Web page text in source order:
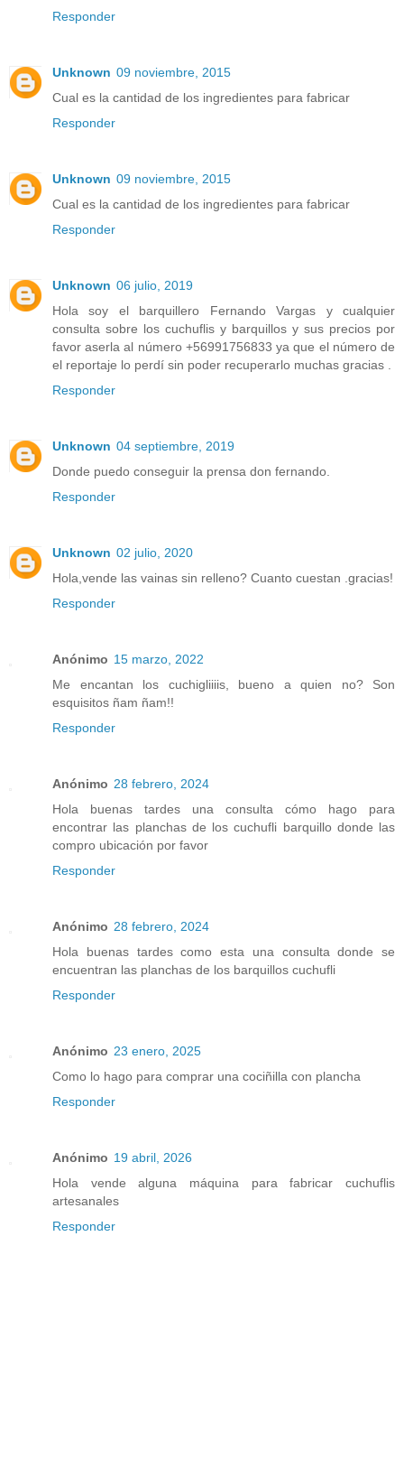
Responder
Unknown 09 noviembre, 2015
Cual es la cantidad de los ingredientes para fabricar
Responder
Unknown 09 noviembre, 2015
Cual es la cantidad de los ingredientes para fabricar
Responder
Unknown 06 julio, 2019
Hola soy el barquillero Fernando Vargas y cualquier
consulta sobre los cuchuflis y barquillos y sus precios por
favor aserla al número +56991756833 ya que el número de
el reportaje lo perdí sin poder recuperarlo muchas gracias .
Responder
Unknown 04 septiembre, 2019
Donde puedo conseguir la prensa don fernando.
Responder
Unknown 02 julio, 2020
Hola,vende las vainas sin relleno? Cuanto cuestan .gracias!
Responder
Anónimo 15 marzo, 2022
Me encantan los cuchigliiiis, bueno a quien no? Son
esquisitos ñam ñam!!
Responder
Anónimo 28 febrero, 2024
Hola buenas tardes una consulta cómo hago para
encontrar las planchas de los cuchufli barquillo donde las
compro ubicación por favor
Responder
Anónimo 28 febrero, 2024
Hola buenas tardes como esta una consulta donde se
encuentran las planchas de los barquillos cuchufli
Responder
Anónimo 23 enero, 2025
Como lo hago para comprar una cociñilla con plancha
Responder
Anónimo 19 abril, 2026
Hola vende alguna máquina para fabricar cuchuflis
artesanales
Responder